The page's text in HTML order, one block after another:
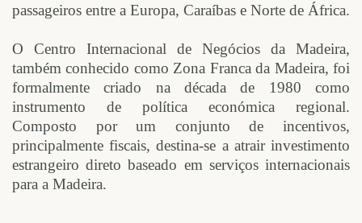
passageiros entre a Europa, Caraíbas e Norte de África.
O Centro Internacional de Negócios da Madeira,
também conhecido como Zona Franca da Madeira, foi
formalmente criado na década de 1980 como
instrumento de política económica regional.
Composto por um conjunto de incentivos,
principalmente fiscais, destina-se a atrair investimento
estrangeiro direto baseado em serviços internacionais
para a Madeira.